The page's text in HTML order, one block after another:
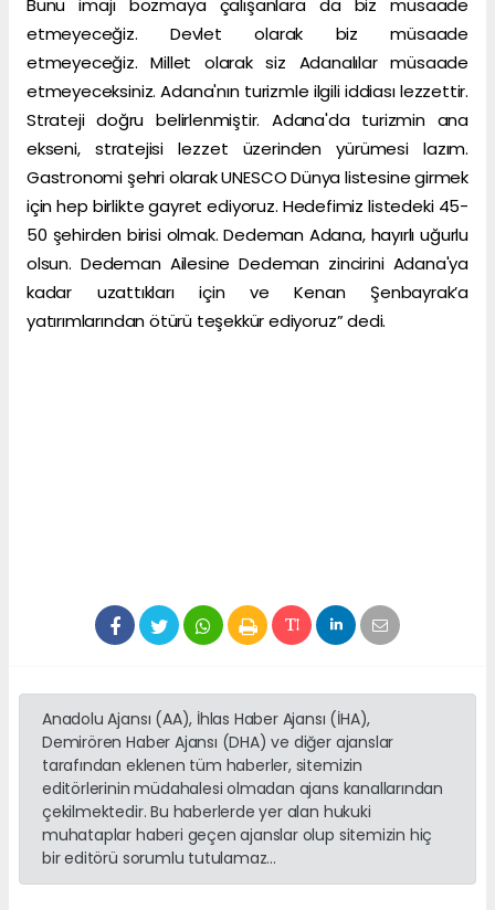
Bunu imajı bozmaya çalışanlara da biz müsaade
etmeyeceğiz. Devlet olarak biz müsaade
etmeyeceğiz. Millet olarak siz Adanalılar müsaade
etmeyeceksiniz. Adana'nın turizmle ilgili iddiası lezzettir.
Strateji doğru belirlenmiştir. Adana'da turizmin ana
ekseni, stratejisi lezzet üzerinden yürümesi lazım.
Gastronomi şehri olarak UNESCO Dünya listesine girmek
için hep birlikte gayret ediyoruz. Hedefimiz listedeki 45-
50 şehirden birisi olmak. Dedeman Adana, hayırlı uğurlu
olsun. Dedeman Ailesine Dedeman zincirini Adana'ya
kadar uzattıkları için ve Kenan Şenbayrak’a
yatırımlarından ötürü teşekkür ediyoruz” dedi.
Anadolu Ajansı (AA), İhlas Haber Ajansı (İHA),
Demirören Haber Ajansı (DHA) ve diğer ajanslar
tarafından eklenen tüm haberler, sitemizin
editörlerinin müdahalesi olmadan ajans kanallarından
çekilmektedir. Bu haberlerde yer alan hukuki
muhataplar haberi geçen ajanslar olup sitemizin hiç
bir editörü sorumlu tutulamaz...